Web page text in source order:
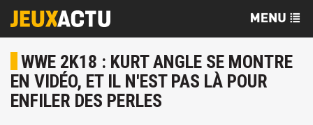
WWE 2K18 : KURT ANGLE SE MONTRE
EN VIDÉO, ET IL N'EST PAS LÀ POUR
ENFILER DES PERLES